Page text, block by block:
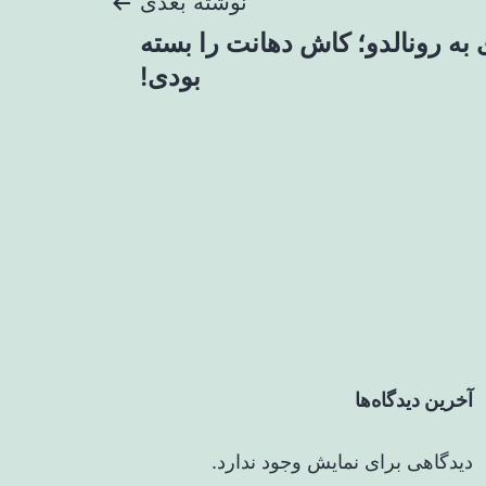
رونالدو؛ کاش دهانت را بسته
بودی!
آخرین دیدگاه‌ها
دیدگاهی برای نمایش وجود ندارد.